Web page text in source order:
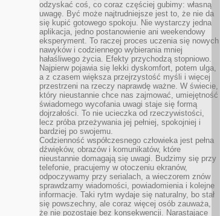
odzyskać coś, co coraz częściej gubimy: własną
uwagę. Być może najtrudniejsze jest to, że nie da
się kupić gotowego spokoju. Nie wystarczy jedna
aplikacja, jedno postanowienie ani weekendowy
eksperyment. To raczej proces uczenia się nowych
nawyków i codziennego wybierania mniej
hałaśliwego życia. Efekty przychodzą stopniowo.
Najpierw pojawia się lekki dyskomfort, potem ulga,
a z czasem większa przejrzystość myśli i więcej
przestrzeni na rzeczy naprawdę ważne. W świecie,
który nieustannie chce nas zajmować, umiejętność
świadomego wycofania uwagi staje się formą
dojrzałości. To nie ucieczka od rzeczywistości,
lecz próba przeżywania jej pełniej, spokojniej i
bardziej po swojemu.
Codzienność współczesnego człowieka jest pełna
dźwięków, obrazów i komunikatów, które
nieustannie domagają się uwagi. Budzimy się przy
telefonie, pracujemy w otoczeniu ekranów,
odpoczywamy przy serialach, a wieczorem znów
sprawdzamy wiadomości, powiadomienia i kolejne
informacje. Taki rytm wydaje się naturalny, bo stał
się powszechny, ale coraz więcej osób zauważa,
że nie pozostaje bez konsekwencji. Narastające